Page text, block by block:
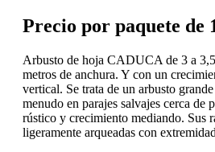
Precio por paquete de
Arbusto de hoja CADUCA de 3 a
metros de anchura. Y con un
vertical. Se trata de un arbusto
menudo en parajes salvajes cerca de
rústico y crecimiento mediando. Sus
ligeramente arqueadas con